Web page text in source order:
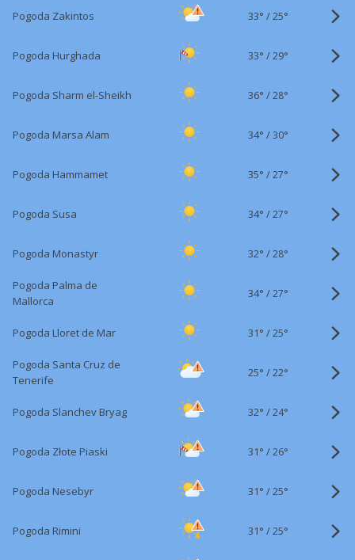
Pogoda Zakintos 33° /25°
Pogoda Hurghada 33° /29°
Pogoda Sharm el-Sheikh 36° /28°
Pogoda Marsa Alam 34° /30°
Pogoda Hammamet 35° /27°
Pogoda Susa 34° /27°
Pogoda Monastyr 32° /28°
Pogoda Palma de
Mallorca
34° /27°
Pogoda Lloret de Mar 31° /25°
Pogoda Santa Cruz de
Tenerife
25° /22°
Pogoda Slanchev Bryag 32° /24°
Pogoda Złote Piaski 31° /26°
Pogoda Nesebyr 31° /25°
Pogoda Rimini 31° /25°